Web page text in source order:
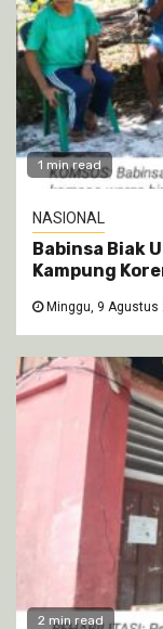
1 min read
NASIONAL
Babinsa Biak
Kampung
Minggu, 9 Agustus
2 min read